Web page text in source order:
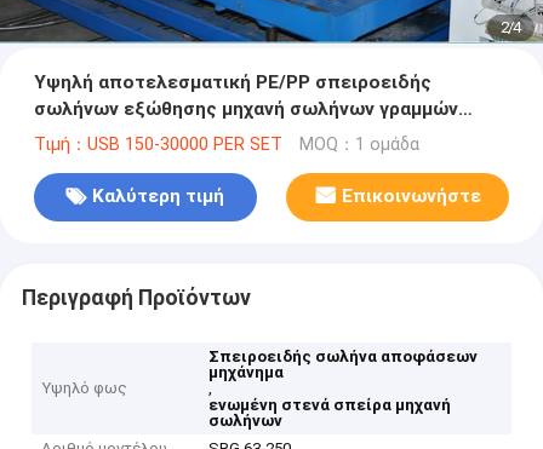
2/4
Υψηλή αποτελεσματική PE/PP σπειροειδής
σωλήνων εξώθησης μηχανή σωλήνων γραμμών
SQ63-250 ενωμένη στενά σπείρα
Τιμή：USB 150-30000 PER SET MOQ：1 ομάδα
Καλύτερη τιμή Επικοινωνήστε
Περιγραφή Προϊόντων
Υψηλό φως
Σπειροειδής σωλήνα αποφάσεων
μηχάνημα
,
ενωμένη στενά σπείρα μηχανή
σωλήνων